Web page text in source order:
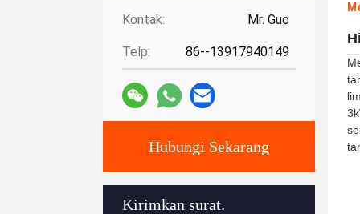
Kontak: Mr. Guo
Telp: 86--13917940149
Hubungi Sekarang
Kirimkan surat.